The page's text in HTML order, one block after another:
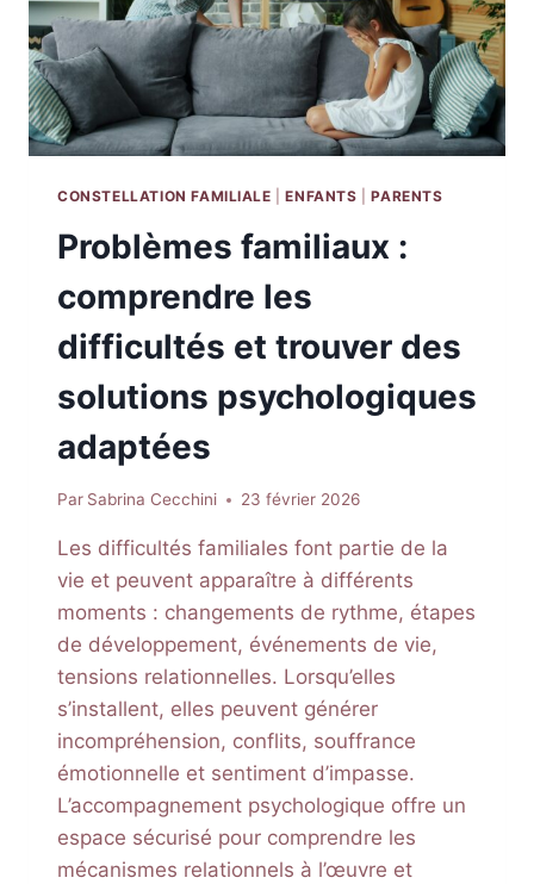
CONSTELLATION FAMILIALE |ENFANTS |PARENTS
Problèmes familiaux :
comprendre les
difficultés et trouver des
solutions psychologiques
adaptées
Par Sabrina Cecchini 23 février 2026
Les difficultés familiales font partie de la
vie et peuvent apparaître à différents
moments : changements de rythme, étapes
de développement, événements de vie,
tensions relationnelles. Lorsqu’elles
s’installent, elles peuvent générer
incompréhension, conflits, souffrance
émotionnelle et sentiment d’impasse.
L’accompagnement psychologique offre un
espace sécurisé pour comprendre les
mécanismes relationnels à l’œuvre et